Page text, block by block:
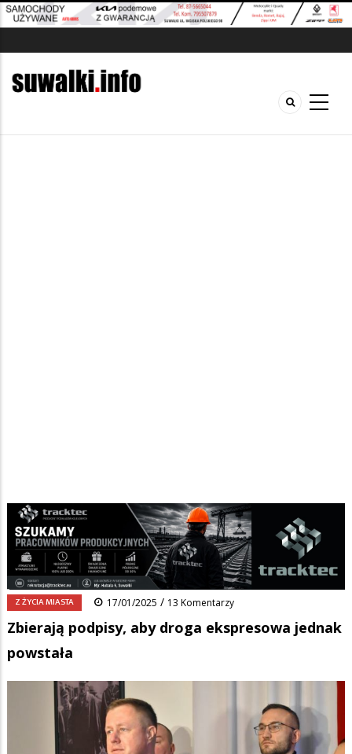
Ścieżka
nawigacyjna
Strona główna Wiadomości/Z życia miasta/
Zbierają podpisy, aby droga ekspresowa jednak powstała
FacebookPinterest Tumblr
0 Reddit Share
Z ŻYCIA MIASTA 17/01/2025 / 13 Komentarzy
Zbierają podpisy, aby droga ekspresowa jednak
powstała